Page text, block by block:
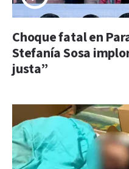
Choque fatal en
Stefanía Sosa
justa”